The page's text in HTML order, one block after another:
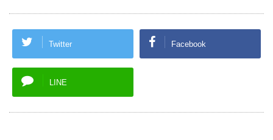
Twitter Facebook
LINE